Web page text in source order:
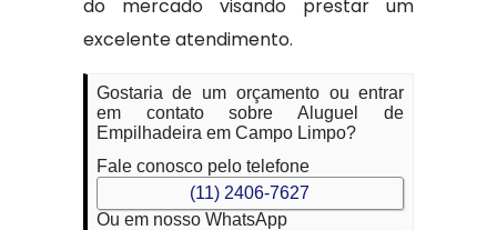
do mercado visando prestar um
excelente atendimento.
Gostaria de um orçamento ou entrar
em contato sobre Aluguel de
Empilhadeira em Campo Limpo?
Fale conosco pelo telefone
(11) 2406-7627
Ou em nosso WhatsApp